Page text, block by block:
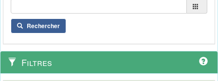
Rechercher
Filtres